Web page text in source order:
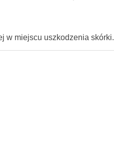
w miejscu uszkodzenia skórki.